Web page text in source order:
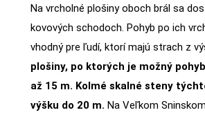
Na vrcholné plošiny oboch brál sa
kovových schodoch. Pohyb po ich
vhodný pre ľudí, ktorí majú strach z
plošiny, po ktorých je možný
až 15 m. Kolmé skalné steny
výšku do 20 m. Na Veľkom